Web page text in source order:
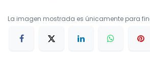
La imagen mostrada es únicamente para